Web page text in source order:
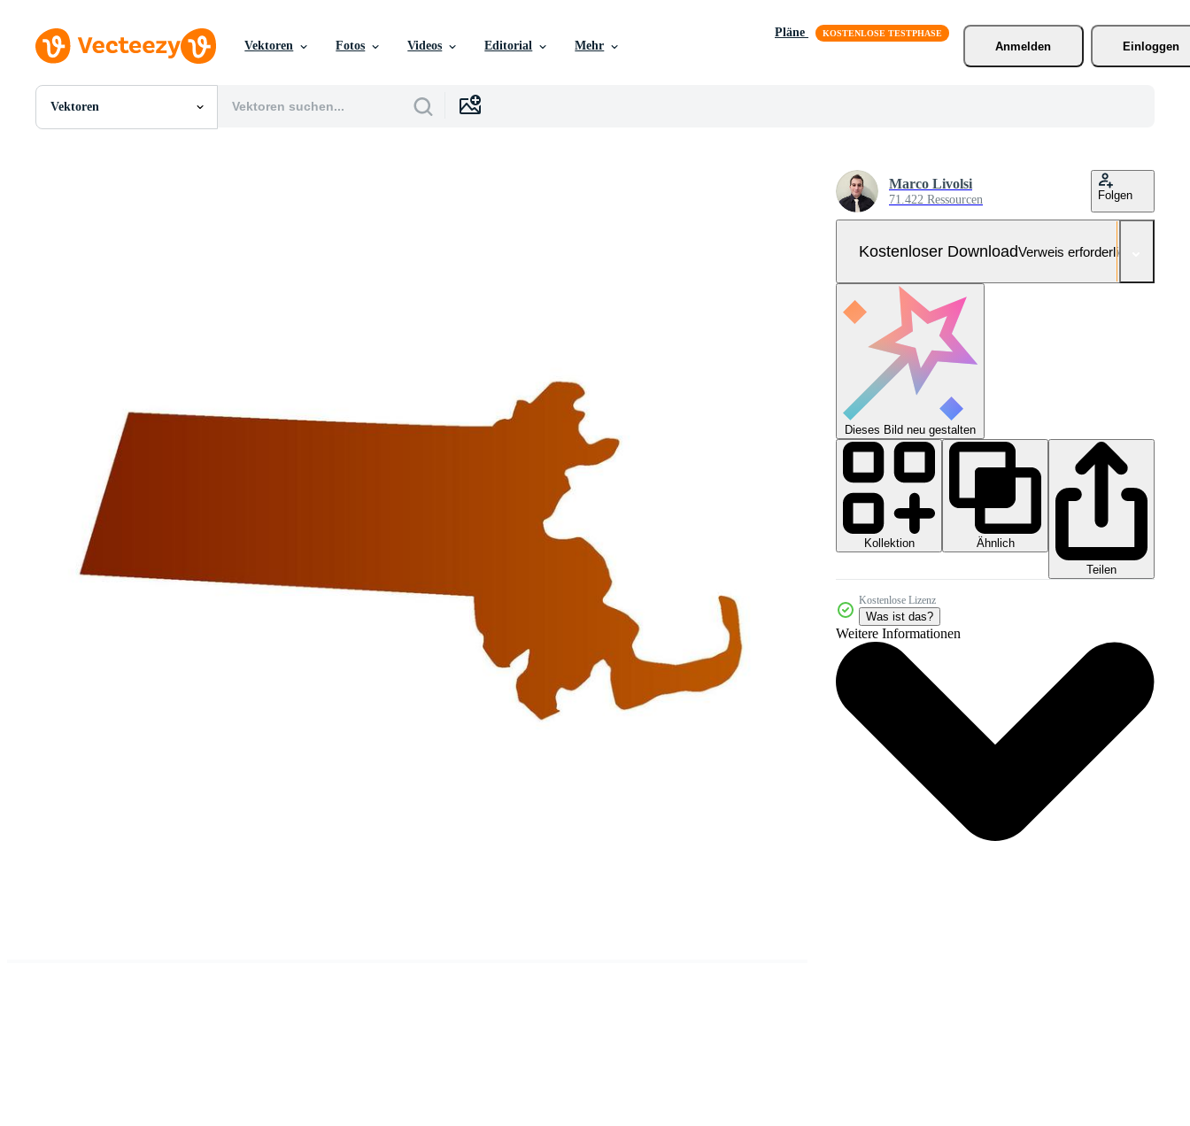
Vektoren Fotos Videos Editorial Mehr
Pläne
Anmelden
Einloggen
Vektoren
Alle Bilder
Marco Livolsi
71.422 Ressourcen Folgen
Kostenloser DownloadVerweis erforderlich
Dieses Bild neu gestalten
Kollektion
Ähnlich
Teilen
Kostenlose Lizenz
Was ist das?
Weitere Informationen